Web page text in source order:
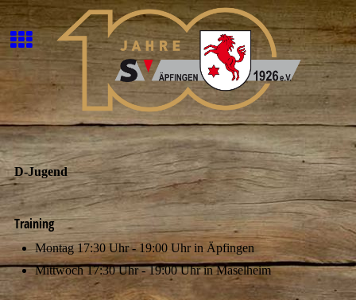
D-Jugend
Training
Montag 17:30 Uhr - 19:00 Uhr in Äpfingen
Mittwoch 17:30 Uhr - 19:00 Uhr in Maselheim